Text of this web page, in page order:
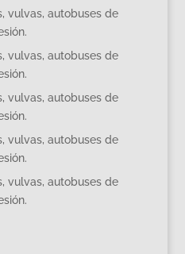
vulvas, autobuses de
vulvas, autobuses de
vulvas, autobuses de
vulvas, autobuses de
vulvas, autobuses de